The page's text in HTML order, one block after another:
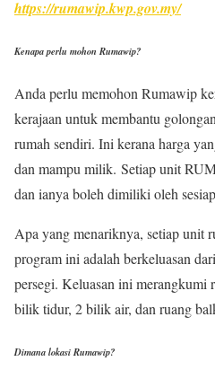
https://rumawip.kwp.gov.my/
Kenapa perlu mohon Rumawip?
Anda perlu memohon Rumawip
kerajaan untuk membantu
rumah sendiri. Ini kerana harga
dan mampu milik. Setiap unit
dan ianya boleh dimiliki oleh
Apa yang menariknya, setiap unit
program ini adalah berkeluasan
persegi. Keluasan ini merangkumi
bilik tidur, 2 bilik air, dan ruang
Dimana lokasi Rumawip?